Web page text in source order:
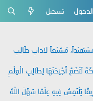
تسجيل
مُشِيْعَاً لآدَابِ طَالِبِ
لَتَضَعُ أَجْنِحَتَهَا لِطَالِبِ الْعِلْمِ
يَلْتَمِسُ فِيهِ عِلْمًا سَهَّلَ اللَّهُ